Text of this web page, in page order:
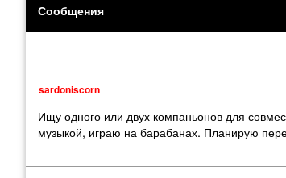
Сообщения
sardoniscorn
Ищу одного или двух компаньонов для
музыкой, играю на барабанах. Планирую